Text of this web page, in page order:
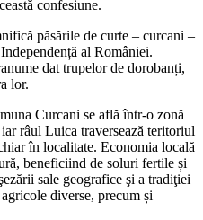
confesiune.
păsările de curte – curcani –
al României.
dat trupelor de dorobanți,
lor.
Curcani se află într-o zonă
râul Luica traversează teritoriul
în localitate. Economia locală
beneficiind de soluri fertile și
sale geografice şi a tradiţiei
diverse, precum și